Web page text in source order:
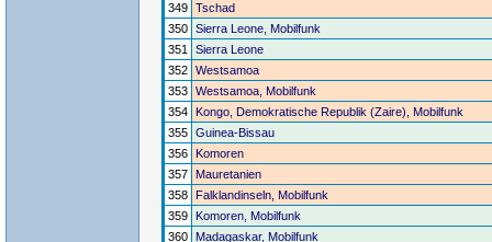
349 Tschad
350 Sierra Leone, Mobilfunk
351
Sierra Leone
352 Westsamoa
353 Westsamoa, Mobilfunk
354 Kongo, Demokratische Republik (Zaire), Mobilfunk
355 Guinea-Bissau
356 Komoren
357 Mauretanien
358 Falklandinseln, Mobilfunk
359
Komoren, Mobilfunk
360
Madagaskar, Mobilfunk